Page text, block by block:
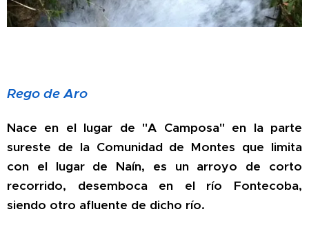
Rego de Aro
Nace en el lugar de "A Camposa" en la parte
sureste de la Comunidad de Montes que limita
con el lugar de Naín, es un arroyo de corto
recorrido, desemboca en el río Fontecoba,
siendo otro afluente de dicho río.